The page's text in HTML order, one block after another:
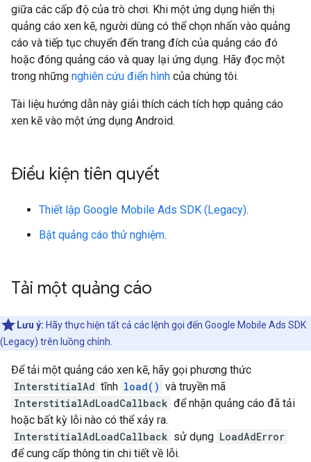
giữa các cấp độ của trò chơi. Khi một ứng dụng hiển thị
quảng cáo xen kẽ, người dùng có thể chọn nhấn vào quảng
cáo và tiếp tục chuyển đến trang đích của quảng cáo đó
hoặc đóng quảng cáo và quay lại ứng dụng. Hãy đọc một
trong những nghiên cứu điển hình của chúng tôi.
Tài liệu hướng dẫn này giải thích cách tích hợp quảng cáo
xen kẽ vào một ứng dụng Android.
Điều kiện tiên quyết
Thiết lập Google Mobile Ads SDK (Legacy).
Bật quảng cáo thử nghiệm.
Tải một quảng cáo
Lưu ý: Hãy thực hiện tất cả các lệnh gọi đến Google Mobile Ads SDK
(Legacy) trên luồng chính.
Để tải một quảng cáo xen kẽ, hãy gọi phương thức
InterstitialAd tĩnh load() và truyền mã
InterstitialAdLoadCallback để nhận quảng cáo đã tải
hoặc bất kỳ lỗi nào có thể xảy ra.
InterstitialAdLoadCallback sử dụng LoadAdError
để cung cấp thông tin chi tiết về lỗi.